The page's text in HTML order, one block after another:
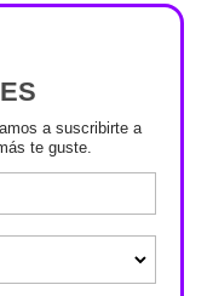
a suscribirte a
te guste.